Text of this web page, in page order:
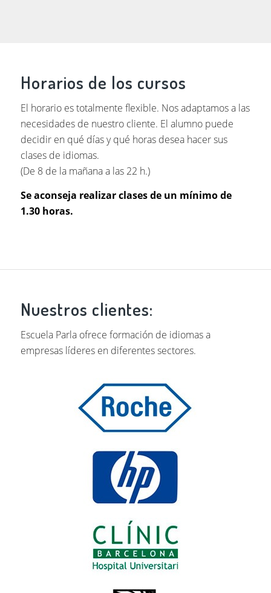
Horarios de los cursos
El horario es totalmente flexible. Nos adaptamos a las
necesidades de nuestro cliente. El alumno puede
decidir en qué días y qué horas desea hacer sus
clases de idiomas.
(De 8 de la mañana a las 22 h.)
Se aconseja realizar clases de un mínimo de
1.30 horas.
Nuestros clientes:
Escuela Parla ofrece formación de idiomas a
empresas líderes en diferentes sectores.